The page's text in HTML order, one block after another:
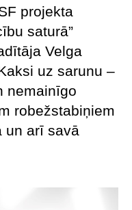
projekta
saturā”
Velga
uz sarunu –
nemainīgo
robežstabiņiem
un arī savā